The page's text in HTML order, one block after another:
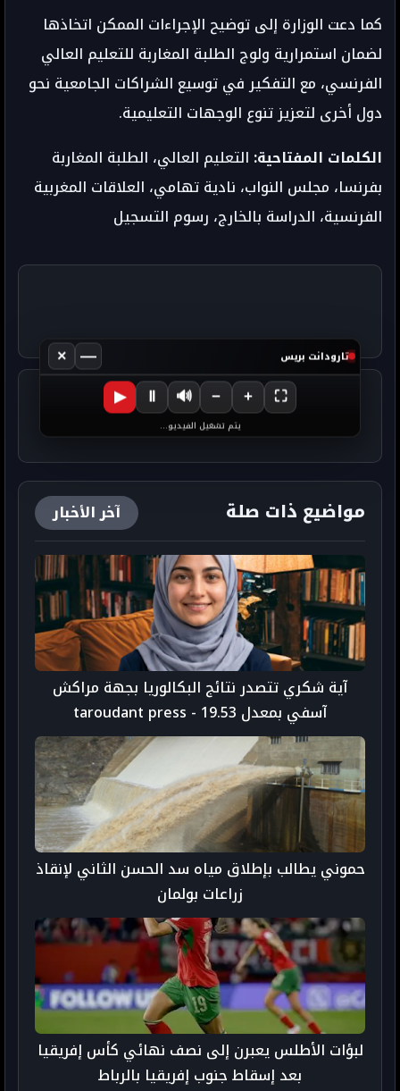
كما دعت الوزارة إلى توضيح الإجراءات الممكن اتخاذها
لضمان استمرارية ولوج الطلبة المغاربة للتعليم العالي
الفرنسي، مع التفكير في توسيع الشراكات الجامعية نحو
دول أخرى لتعزيز تنوع الوجهات التعليمية.
الكلمات المفتاحية: التعليم العالي، الطلبة المغاربة
بفرنسا، مجلس النواب، نادية تهامي، العلاقات المغربية
الفرنسية، الدراسة بالخارج، رسوم التسجيل
مواضيع ذات صلة آخر الأخبار
آية شكري تتصدر نتائج البكالوريا بجهة مراكش
آسفي بمعدل 19.53 - taroudant press
حموني يطالب بإطلاق مياه سد الحسن الثاني لإنقاذ
زراعات بولمان
لبؤات الأطلس يعبرن إلى نصف نهائي كأس إفريقيا
بعد إسقاط جنوب إفريقيا بالرباط
تارودانت بريس —
×
▶ Ⅱ 🔊 − + ⛶
يتم تشغيل الفيديو...